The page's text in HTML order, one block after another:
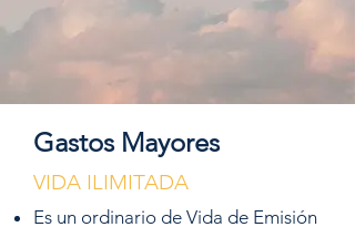
Gastos Mayores
VIDA ILIMITADA
Es un ordinario de Vida de Emisión